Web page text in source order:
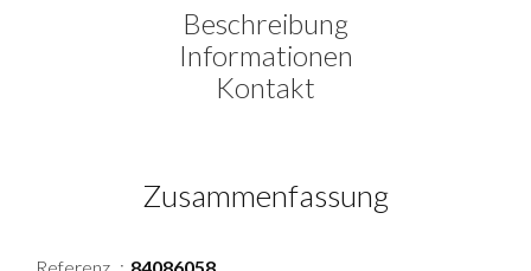
Beschreibung
Informationen
Kontakt
Zusammenfassung